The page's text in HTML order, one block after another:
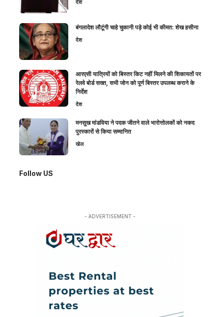
देश
बंगलादेश लौटूंगी चाहे चुकानी पड़े कोई भी कीमत: शेख हसीना
देश
आरएसी यात्रियों को बिस्तर किट नहीं मिलने की शिकायतों पर
रेलवे बोर्ड सख्त, सभी जोन को पूर्ण बिस्तर उपलब्ध कराने के
निर्देश
देश
मनसुख मांडविया ने पदक जीतने वाले भारोत्तोलकों को नकद
पुरस्कारों से किया सम्मानित
खेल
Follow US
- ADVERTISEMENT -